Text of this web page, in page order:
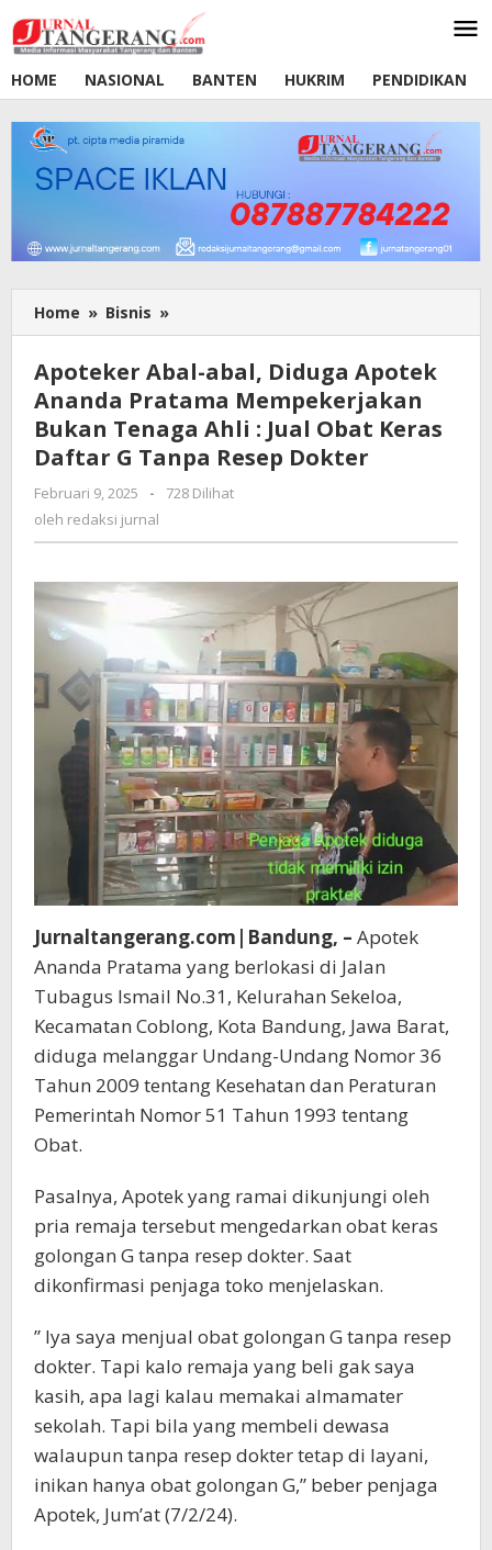
ke
konten
HOME
NASIONAL BANTEN HUKRIM PENDIDIKAN
Home » Bisnis »
Abal-
Diduga
Apotek
Ananda
Pratama
Mempekerjakan
Bukan
Ahli
Jual
Obat
Keras
Daftar
G
Tanpa
Resep
Dokter
Apoteker Abal-abal, Diduga Apotek
Ananda Pratama Mempekerjakan
Bukan Tenaga Ahli : Jual Obat Keras
Daftar G Tanpa Resep Dokter
Februari 9, 2025
oleh
redaksi
-
728 Dilihat
oleh redaksi jurnal
Jurnaltangerang.com|Bandung, – Apotek
Ananda Pratama yang berlokasi di Jalan
Tubagus Ismail No.31, Kelurahan Sekeloa,
Kecamatan Coblong, Kota Bandung, Jawa Barat,
diduga melanggar Undang-Undang Nomor 36
Tahun 2009 tentang Kesehatan dan Peraturan
Pemerintah Nomor 51 Tahun 1993 tentang
Obat.
Pasalnya, Apotek yang ramai dikunjungi oleh
pria remaja tersebut mengedarkan obat keras
golongan G tanpa resep dokter. Saat
dikonfirmasi penjaga toko menjelaskan.
” Iya saya menjual obat golongan G tanpa resep
dokter. Tapi kalo remaja yang beli gak saya
kasih, apa lagi kalau memakai almamater
sekolah. Tapi bila yang membeli dewasa
walaupun tanpa resep dokter tetap di layani,
inikan hanya obat golongan G,” beber penjaga
Apotek, Jum’at (7/2/24).